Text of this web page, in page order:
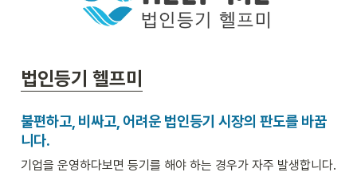
법인등기 헬프미
불편하고, 비싸고, 어려운 법인등기 시장의 판도를 바꿉
니다.
기업을 운영하다보면 등기를 해야 하는 경우가 자주 발생합니다.